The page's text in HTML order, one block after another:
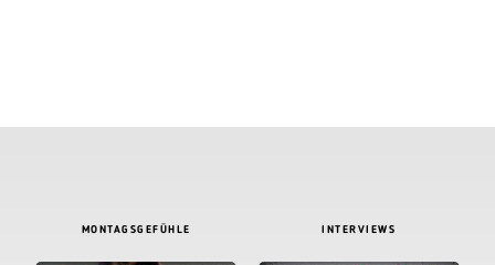
MONTAGSGEFÜHLE INTERVIEWS